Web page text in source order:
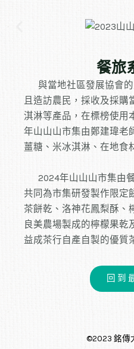
餐旅
與當地社區發展協會的
且造訪農民，採收及採購
淇淋等產品，在標榜使用
年山山山市集由鄭建瑋老
薑糖、米冰淇淋、在地食
2024年山山山市集由
共同為市集研發製作限定
茶餅乾、洛神花鳳梨酥、
良美農場製成的檸檬果乾
益成茶行自產自製的優質
回到
©2023 銘傳